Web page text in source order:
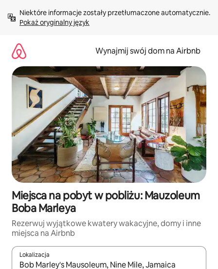
treści Pokaż oryginalny język
Wynajmij swój dom na Airbnb
Miejsca na pobyt w pobliżu: Mauzoleum
Boba Marleya
Rezerwuj wyjątkowe kwatery wakacyjne, domy i inne
miejsca na Airbnb
Lokalizacja
Gdy wyniki będą dostępne, możesz poruszać się po nich za